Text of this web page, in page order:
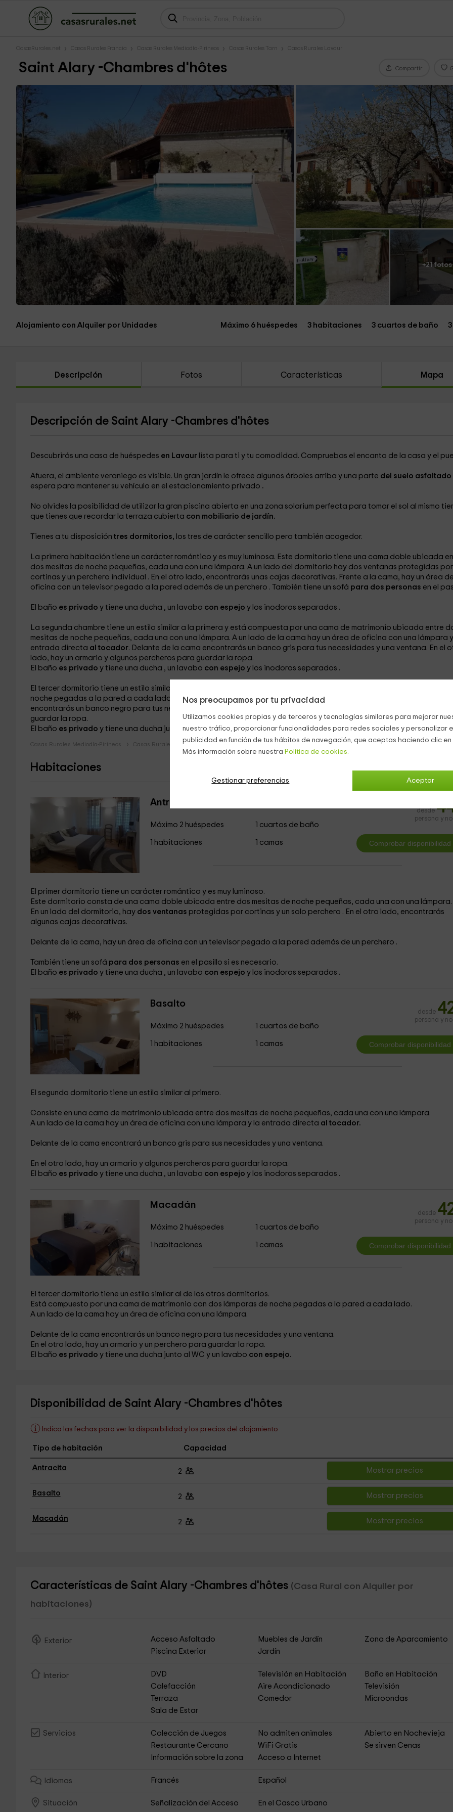
Nos preocupamos por tu privacidad
Utilizamos cookies propias y de terceros y tecnologías similares para mejorar
nuestro tráfico, proporcionar funcionalidades para redes sociales y personalizar
publicidad en función de tus hábitos de navegación, que aceptas haciendo clic
Más información sobre nuestra Política de cookies.
Aceptar
Gestionar preferencias
CasasRurales.net Casas Rurales Francia Casas Rurales Mediodía-Pirineos Casas Rurales Tarn Casas Rurales Lavaur
Saint Alary -Chambres d'hôtes Compartir
+21 fotos
Alojamiento con Alquiler por Unidades Máximo 6 huéspedes 3 habitaciones 3 cuartos de baño
Descripción Fotos Características Mapa
Descripción de Saint Alary -Chambres d'hôtes
Descubrirás una casa de huéspedes en Lavaur lista para ti y tu comodidad. Compruebas el encanto de la casa y el
Afuera, el ambiente veraniego es visible. Un gran jardín le ofrece algunos árboles arriba y una parte del suelo asfaltado
espera para mantener su vehículo en el estacionamiento privado .
No olvides la posibilidad de utilizar la gran piscina abierta en una zona solarium perfecta para tomar el sol al mismo
que tienes que recordar la terraza cubierta con mobiliario de jardín.
Tienes a tu disposición tres dormitorios, los tres de carácter sencillo pero también acogedor.
La primera habitación tiene un carácter romántico y es muy luminosa. Este dormitorio tiene una cama doble ubicada
dos mesitas de noche pequeñas, cada una con una lámpara. A un lado del dormitorio hay dos ventanas protegidas por
cortinas y un perchero individual . En el otro lado, encontrarás unas cajas decorativas. Frente a la cama, hay un área de
oficina con un televisor pegado a la pared además de un perchero . También tiene un sofá para dos personas en el
El baño es privado y tiene una ducha , un lavabo con espejo y los inodoros separados .
La segunda chambre tiene un estilo similar a la primera y está compuesta por una cama de matrimonio ubicada entre
mesitas de noche pequeñas, cada una con una lámpara. A un lado de la cama hay un área de oficina con una lámpara
entrada directa al tocador. Delante de la cama encontrarás un banco gris para tus necesidades y una ventana. En el
lado, hay un armario y algunos percheros para guardar la ropa.
El baño es privado y tiene una ducha , un lavabo con espejo y los inodoros separados .
El tercer dormitorio tiene un estilo similar al de los otros dormitorios y consta de una cama doble
noche pegadas a la pared a cada lado. A un lado de la cama hay un área de oficina
encontrarás un banco negro para tus necesidades y una ventana. En el otro lado, hay un armario y un perchero para
guardar la ropa.
El baño es privado y tiene una ducha junto al WCy un lavabocon espejo.
Casas Rurales Mediodía-Pirineos Casas Rurales Tarn
Habitaciones
Antracita
Máximo 2 huéspedes
1 habitaciones
1 cuartos de baño
1 camas
desde
persona y
El primer dormitorio tiene un carácter romántico y es muy luminoso.
Este dormitorio consta de una cama doble ubicada entre dos mesitas de noche pequeñas, cada una con una lámpara.
En un lado del dormitorio, hay dos ventanas protegidas por cortinas y un solo perchero . En el otro lado, encontrarás
algunas cajas decorativas.
Delante de la cama, hay un área de oficina con un televisor pegado a la pared además de un perchero .
También tiene un sofá para dos personas en el pasillo si es necesario.
El baño es privado y tiene una ducha , un lavabo con espejo y los inodoros separados .
Basalto
Máximo 2 huéspedes
1 habitaciones
1 cuartos de baño
1 camas
desde
persona y
El segundo dormitorio tiene un estilo similar al primero.
Consiste en una cama de matrimonio ubicada entre dos mesitas de noche pequeñas, cada una con una lámpara.
A un lado de la cama hay un área de oficina con una lámpara y la entrada directa al tocador.
Delante de la cama encontrará un banco gris para sus necesidades y una ventana.
En el otro lado, hay un armario y algunos percheros para guardar la ropa.
El baño es privado y tiene una ducha , un lavabo con espejo y los inodoros separados .
Macadán
Máximo 2 huéspedes
1 habitaciones
1 cuartos de baño
1 camas
desde
persona y
El tercer dormitorio tiene un estilo similar al de los otros dormitorios.
Está compuesto por una cama de matrimonio con dos lámparas de noche pegadas a la pared a cada lado.
A un lado de la cama hay un área de oficina con una lámpara.
Delante de la cama encontrarás un banco negro para tus necesidades y una ventana.
En el otro lado, hay un armario y un perchero para guardar la ropa.
El baño es privado y tiene una ducha junto al WC y un lavabo con espejo.
Disponibilidad de Saint Alary -Chambres d'hôtes
Indica las fechas para ver la disponibilidad y los precios del alojamiento
Tipo de habitación Capacidad
Antracita 2 Mostrar precios
Basalto 2 Mostrar precios
Macadán 2 Mostrar precios
Características de Saint Alary -Chambres d'hôtes (Casa Rural con Alquiler por
habitaciones)
Exterior Acceso Asfaltado Muebles de Jardín
Zona de Aparcamiento
Piscina Exterior
Jardín
Interior DVD Televisión en Habitación
Baño en Habitación
Calefacción
Aire Acondicionado
Televisión
Terraza
Comedor
Microondas
Sala de Estar
Servicios Colección de Juegos No admiten animales
Abierto en Nochevieja
Restaurante Cercano
WiFi Gratis
Se sirven Cenas
Información sobre la zona
Acceso a Internet
Idiomas Francés Español
Situación Señalización del Acceso En el Casco Urbano